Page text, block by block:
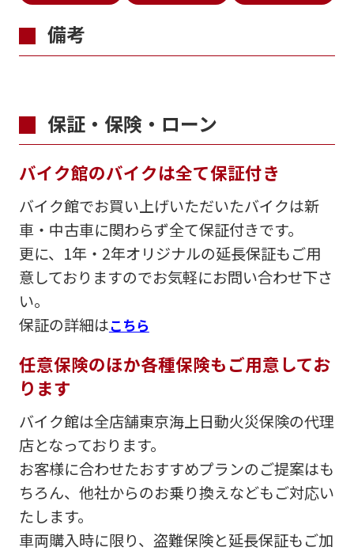
備考
保証・保険・ローン
バイク館のバイクは全て保証付き
バイク館でお買い上げいただいたバイクは新
車・中古車に関わらず全て保証付きです。
更に、1年・2年オリジナルの延長保証もご用
意しておりますのでお気軽にお問い合わせ下さ
い。
保証の詳細はこちら
任意保険のほか各種保険もご用意してお
ります
バイク館は全店舗東京海上日動火災保険の代理
店となっております。
お客様に合わせたおすすめプランのご提案はも
ちろん、他社からのお乗り換えなどもご対応い
たします。
車両購入時に限り、盗難保険と延長保証もご加